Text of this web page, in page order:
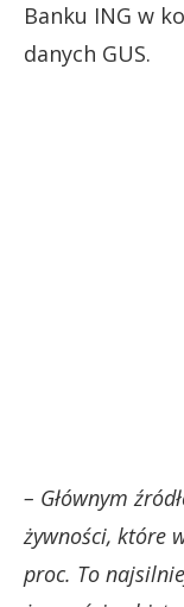
Banku ING w
danych GUS.
– Głównym
żywności, które
proc. To